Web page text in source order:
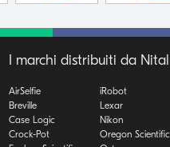
I marchi distribuiti da Nital
AirSelfie
Breville
Case Logic
Crock-Pot
iRobot
Lexar
Nikon
Oregon Scientific